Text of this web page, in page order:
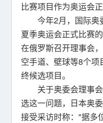
奥促机构
奥运之家
联系我们
比赛项目作为奥运会
今年2月，国际奥
夏季奥运会正式比赛
在俄罗斯召开理事会
空手道、壁球等8个
终候选项目。
关于奥委会理事
选这一问题，日本奥
接受采访时称："据多